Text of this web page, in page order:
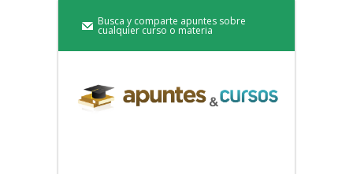
Busca y comparte apuntes sobre
cualquier curso o materia